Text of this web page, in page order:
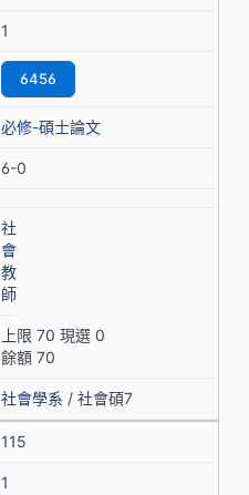
1
6456
必修-碩士論文
6-0
社
會
教
師
上限 70 現選 0
餘額 70
社會學系 / 社會碩7
115
1